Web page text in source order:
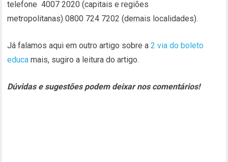
telefone 4007 2020 (capitais e regiões
metropolitanas) 0800 724 7202 (demais localidades).
Já falamos aqui em outro artigo sobre a2 via do boleto
educa mais, sugiro a leitura do artigo.
Dúvidas e sugestões podem deixar nos comentários!